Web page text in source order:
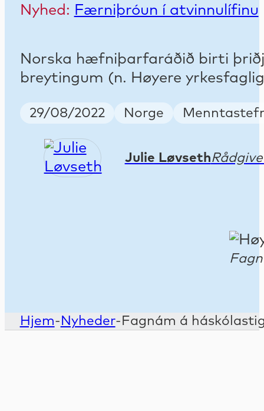
Nyhed: Færniþróun í atvinnulífinu
Norska hæfniþarfaráðið birti
breytingum (n. Høyere
Publish Date
29/08/2022 Country
Norge Keywords
Julie Løvseth
Hjem- Nyheder- Fagnám á